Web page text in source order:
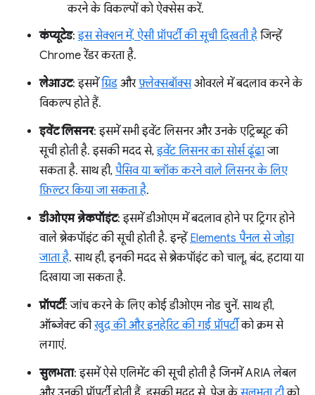
करने के विकल्पों को ऐक्सेस करें.
कंप्यूटेड:इस सेक्शन में, ऐसी प्रॉपर्टी की सूची दिखती है जिन्हें
Chrome रेंडर करता है.
लेआउट: इसमेंग्रिड औरफ़्लेक्सबॉक्सओवरले में बदलाव करने के
विकल्प होते हैं.
इवेंट लिसनर: इसमें सभी इवेंट लिसनर और उनके एट्रिब्यूट की
सूची होती है. इसकी मदद से,इवेंट लिसनर का सोर्स ढूंढाजा
सकता है. साथ ही, पैसिव या ब्लॉक करने वाले लिसनर के लिए
फ़िल्टर किया जा सकता है.
डीओएम ब्रेकपॉइंट: इसमें डीओएम में बदलाव होने पर ट्रिगर होने
वाले ब्रेकपॉइंट की सूची होती है. इन्हें Elements पैनल से जोड़ा
जाता है. साथ ही, इनकी मदद से ब्रेकपॉइंट को चालू, बंद, हटाया या
दिखाया जा सकता है.
प्रॉपर्टी: जांच करने के लिए कोई डीओएम नोड चुनें. साथ ही,
ऑब्जेक्ट कीखुद की और इनहेरिट की गई प्रॉपर्टीको क्रम से
लगाएं.
सुलभता: इसमें ऐसे एलिमेंट की सूची होती है जिनमें ARIA लेबल